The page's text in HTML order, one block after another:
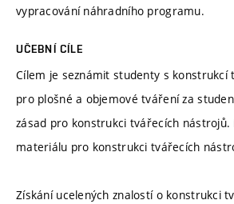
vypracování náhradního programu.
UČEBNÍ CÍLE
Cílem je seznámit studenty s konstrukcí
pro plošné a objemové tváření za
zásad pro konstrukci tvářecích nástrojů.
materiálu pro konstrukci tvářecích
Získání ucelených znalostí o konstrukci